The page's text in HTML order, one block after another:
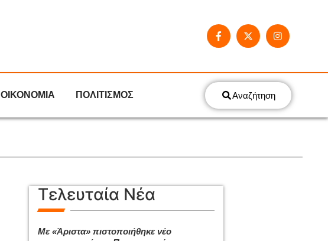
ΟΙΚΟΝΟΜΙΑ ΠΟΛΙΤΙΣΜΟΣ Αναζήτηση
Τελευταία Νέα
Με «Άριστα» πιστοποιήθηκε νέο